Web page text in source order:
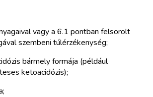
vagy a 6.1 pontban felsorolt
szembeni túlérzékenység;
bármely formája (például
ketoacidózis);